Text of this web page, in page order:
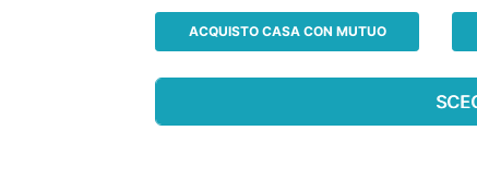
ACQUISTO CASA CON MUTUO